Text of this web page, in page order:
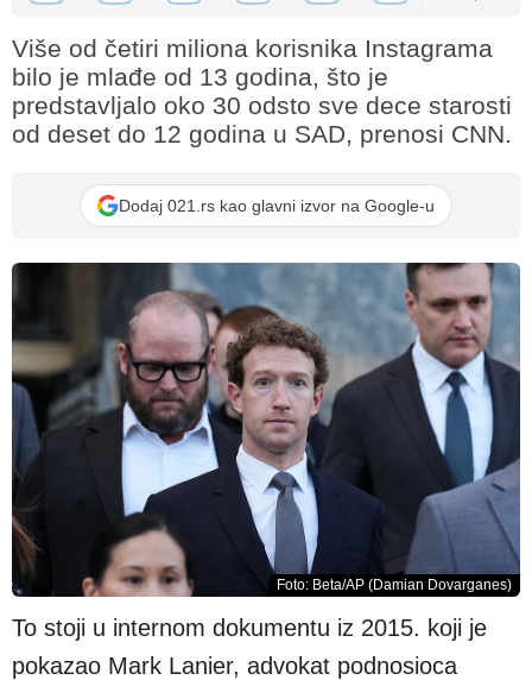
Više od četiri miliona korisnika Instagrama
bilo je mlađe od 13 godina, što je
predstavljalo oko 30 odsto sve dece starosti
od deset do 12 godina u SAD, prenosi CNN.
Dodaj 021.rs kao glavni izvor na Google-u
Foto: Beta/AP (Damian Dovarganes)
To stoji u internom dokumentu iz 2015. koji je
pokazao Mark Lanier, advokat podnosioca